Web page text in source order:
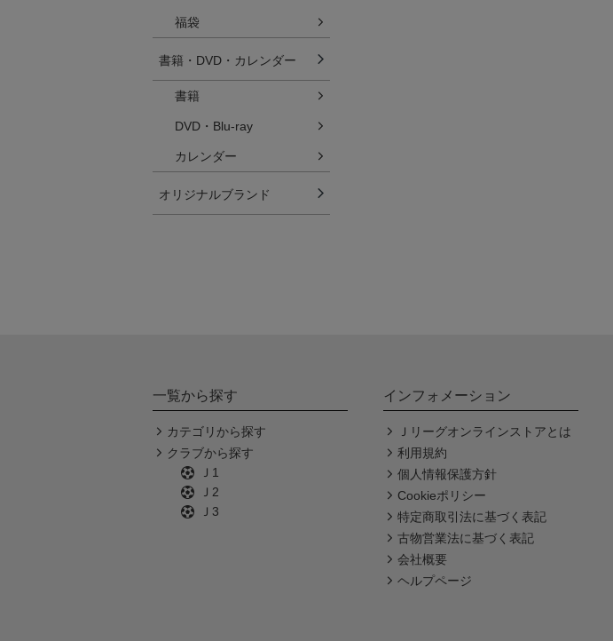
福袋
書籍・DVD・カレンダー
書籍
DVD・Blu-ray
カレンダー
オリジナルブランド
一覧から探す
カテゴリから探す
クラブから探す
Ｊ1
Ｊ2
Ｊ3
インフォメーション
Ｊリーグオンラインストアとは
利用規約
個人情報保護方針
Cookieポリシー
特定商取引法に基づく表記
古物営業法に基づく表記
会社概要
ヘルプページ